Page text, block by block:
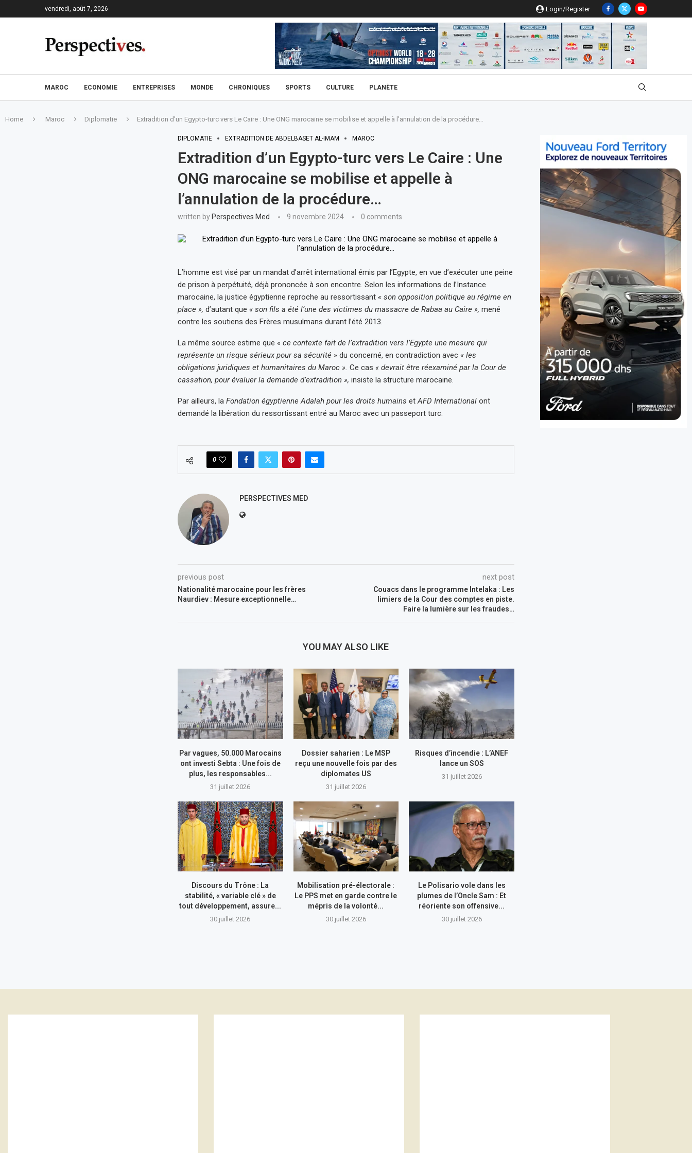
vendredi, août 7, 2026 Login/Register
MAROC ECONOMIE ENTREPRISES MONDE CHRONIQUES SPORTS CULTURE PLANÈTE
Home Maroc Diplomatie Extradition d’un Egypto-turc vers Le Caire : Une ONG marocaine se mobilise et appelle à l’annulation de la procédure…
DIPLOMATIE EXTRADITION DE ABDELBASET AL-IMAM MAROC
Extradition d’un Egypto-turc vers Le Caire : Une
ONG marocaine se mobilise et appelle à
l’annulation de la procédure…
written by Perspectives Med 9 novembre 2024 0 comments
L’homme est visé par un mandat d’arrêt international émis par l’Egypte, en vue d’exécuter une peine
de prison à perpétuité, déjà prononcée à son encontre. Selon les informations de l’Instance
marocaine, la justice égyptienne reproche au ressortissant « son opposition politique au régime en
place », d’autant que « son fils a été l’une des victimes du massacre de Rabaa au Caire », mené
contre les soutiens des Frères musulmans durant l’été 2013.
La même source estime que « ce contexte fait de l’extradition vers l’Egypte une mesure qui
représente un risque sérieux pour sa sécurité » du concerné, en contradiction avec « les
obligations juridiques et humanitaires du Maroc ». Ce cas « devrait être réexaminé par la Cour de
cassation, pour évaluer la demande d’extradition », insiste la structure marocaine.
Par ailleurs, la Fondation égyptienne Adalah pour les droits humains etAFD International ont
demandé la libération du ressortissant entré au Maroc avec un passeport turc.
0
PERSPECTIVES MED
previous post
Nationalité marocaine pour les frères
Naurdiev : Mesure exceptionnelle…
next post
Couacs dans le programme Intelaka : Les
limiers de la Cour des comptes en piste.
Faire la lumière sur les fraudes…
YOU MAY ALSO LIKE
Par vagues, 50.000 Marocains
ont investi Sebta : Une fois de
plus, les responsables...
31 juillet 2026
Dossier saharien : Le MSP
reçu une nouvelle fois par des
diplomates US
31 juillet 2026
Risques d’incendie : L’ANEF
lance un SOS
31 juillet 2026
Discours du Trône : La
stabilité, « variable clé » de
tout développement, assure...
30 juillet 2026
Mobilisation pré-électorale :
Le PPS met en garde contre le
mépris de la volonté...
30 juillet 2026
Le Polisario vole dans les
plumes de l’Oncle Sam : Et
réoriente son offensive...
30 juillet 2026